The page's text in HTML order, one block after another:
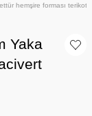
hemşire forması
Yaka